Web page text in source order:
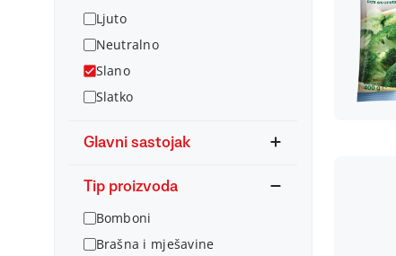
Ljuto
Neutralno
Slano
Slatko
Glavni sastojak
Tip proizvoda
Bomboni
Brašna i mješavine